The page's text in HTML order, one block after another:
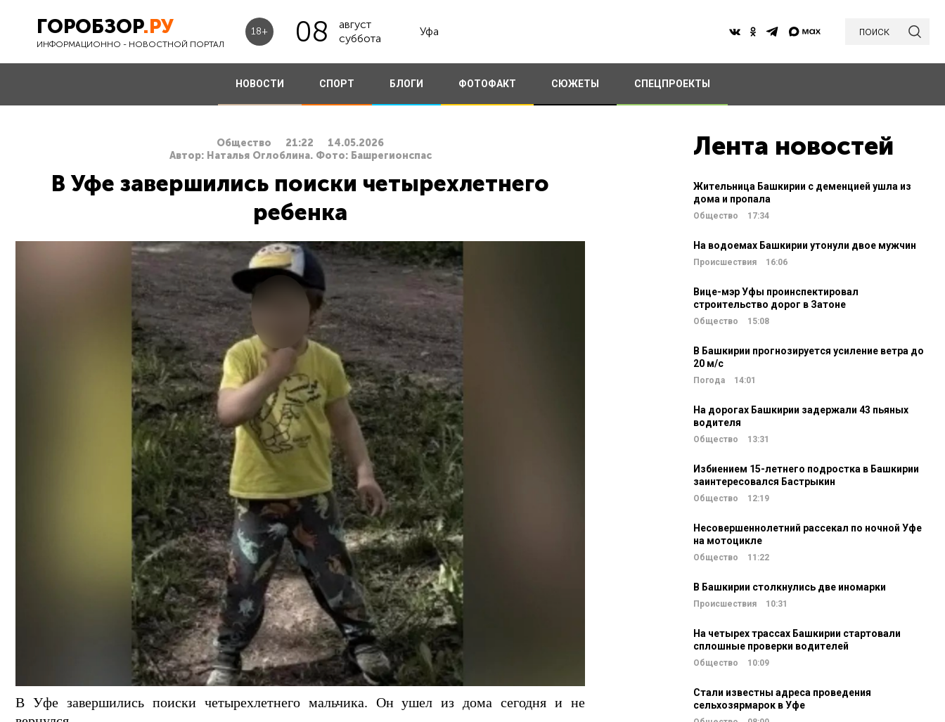
ГОРОБЗОР.РУ
ИНФОРМАЦИОННО - НОВОСТНОЙ ПОРТАЛ
18+ 08
август
суббота
Уфа поиск
НОВОСТИ СПОРТ БЛОГИ ФОТОФАКТ СЮЖЕТЫ СПЕЦПРОЕКТЫ
Общество 21:22
14.05.2026
Автор: Наталья Оглоблина. Фото: Башрегионспас
В Уфе завершились поиски четырехлетнего
ребенка
В Уфе завершились поиски четырехлетнего мальчика. Он ушел из дома сегодня и не
Лента новостей
Жительница Башкирии с деменцией ушла из
дома и пропала
Общество 17:34
На водоемах Башкирии утонули двое мужчин
Происшествия 16:06
Вице-мэр Уфы проинспектировал
строительство дорог в Затоне
Общество 15:08
В Башкирии прогнозируется усиление ветра до
20 м/c
Погода 14:01
На дорогах Башкирии задержали 43 пьяных
водителя
Общество 13:31
Избиением 15-летнего подростка в Башкирии
заинтересовался Бастрыкин
Общество 12:19
Несовершеннолетний рассекал по ночной Уфе
на мотоцикле
Общество 11:22
В Башкирии столкнулись две иномарки
Происшествия 10:31
На четырех трассах Башкирии стартовали
сплошные проверки водителей
Общество 10:09
Стали известны адреса проведения
сельхозярмарок в Уфе